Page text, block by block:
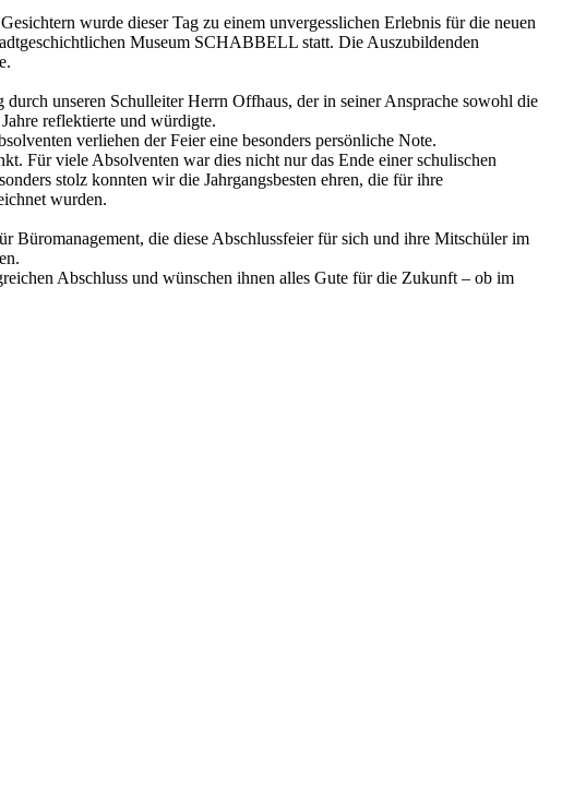
wurde dieser Tag zu einem unvergesslichen Erlebnis für die neuen
Museum SCHABBELL statt. Die Auszubildenden
unseren Schulleiter Herrn Offhaus, der in seiner Ansprache sowohl die
reflektierte und würdigte.
verliehen der Feier eine besonders persönliche Note.
Für viele Absolventen war dies nicht nur das Ende einer schulischen
stolz konnten wir die Jahrgangsbesten ehren, die für ihre
wurden.
Büromanagement, die diese Abschlussfeier für sich und ihre Mitschüler im
Abschluss und wünschen ihnen alles Gute für die Zukunft – ob im